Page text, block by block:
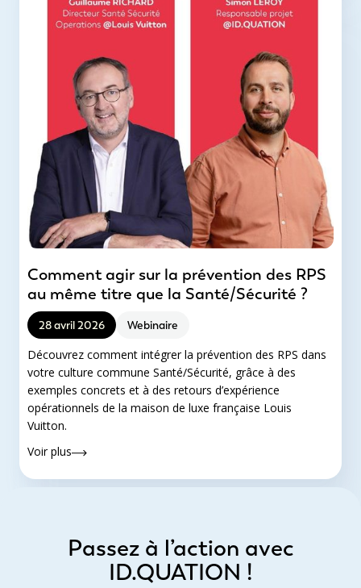
Comment agir sur la prévention des RPS
au même titre que la Santé/Sécurité ?
28 avril 2026 Webinaire
Découvrez comment intégrer la prévention des RPS dans
votre culture commune Santé/Sécurité, grâce à des
exemples concrets et à des retours d’expérience
opérationnels de la maison de luxe française Louis
Vuitton.
Voir plus
Passez à l’action avec
ID.QUATION !